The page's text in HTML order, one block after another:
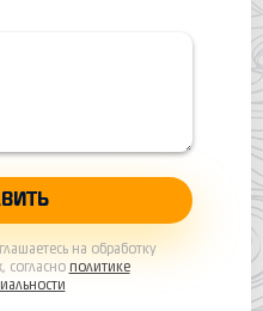
на обработку
согласно политике